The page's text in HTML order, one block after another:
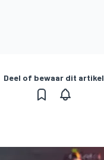
Deel of bewaar dit artikel